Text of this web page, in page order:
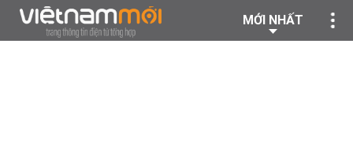
MỚI NHẤT